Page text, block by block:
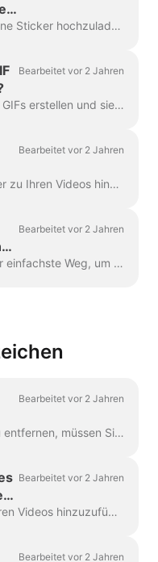
Ja, das können Sie! Um eigene Sticker hochzuladen, gehen Sie im linken Menü auf den Schritt "Overlays & Sticker" und klicken Sie auf den Reiter "Medien" -> "Uploads"...
Bearbeitet vor 2 Jahren
Ja, du kannst deine eigenen GIFs erstellen und sie auf Wave.video hochladen. Hier ist ein hilfreicher Artikel darüber, wie du deine eigenen GIFs erstellen kannst. Sobald dein GIF gelesen ist...
Bearbeitet vor 2 Jahren
Um ein GIF oder einen Sticker zu Ihren Videos hinzuzufügen, gehen Sie im Menü auf der linken Seite auf den Schritt Overlays & Sticker. Dort sehen Sie alle A...
Bearbeitet vor 2 Jahren
Der Wave.video Editor ist der einfachste Weg, um gebrandete oder transparente Elemente für Ihr Video zu erstellen oder anzupassen, benutzerdefinierte Overlays, ...
Bearbeitet vor 2 Jahren
Um das Wave.video Logo zu entfernen, müssen Sie einen unserer Pläne haben. Alle Pläne können Sie hier einsehen. In 'Meine Projekte', klicken Sie auf drei Punkte, um Play...
Bearbeitet vor 2 Jahren
Um ein Wasserzeichen zu Ihren Videos hinzuzufügen, gehen Sie zum Schritt "Wasserzeichen" und laden Sie das Bild hoch, das als Wasserzeichen angezeigt werden soll. Sobald Sie ...
Bearbeitet vor 2 Jahren